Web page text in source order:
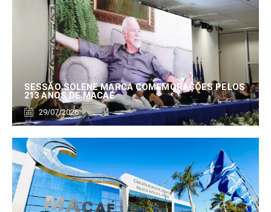
SESSÃO SOLENE MARCA COMEMORAÇÕES PELOS
213 ANOS DE MACAÉ
29/07/2026